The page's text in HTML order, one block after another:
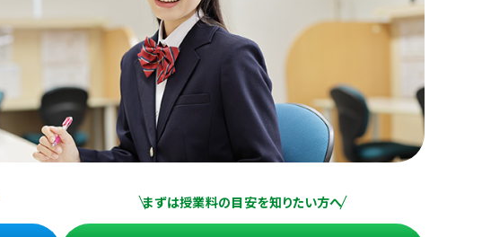
まずは授業料の目安を知りたい方へ